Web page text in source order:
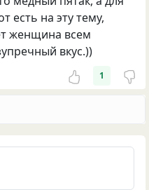
есть на эту тему,
женщина всем
вкус.))
1